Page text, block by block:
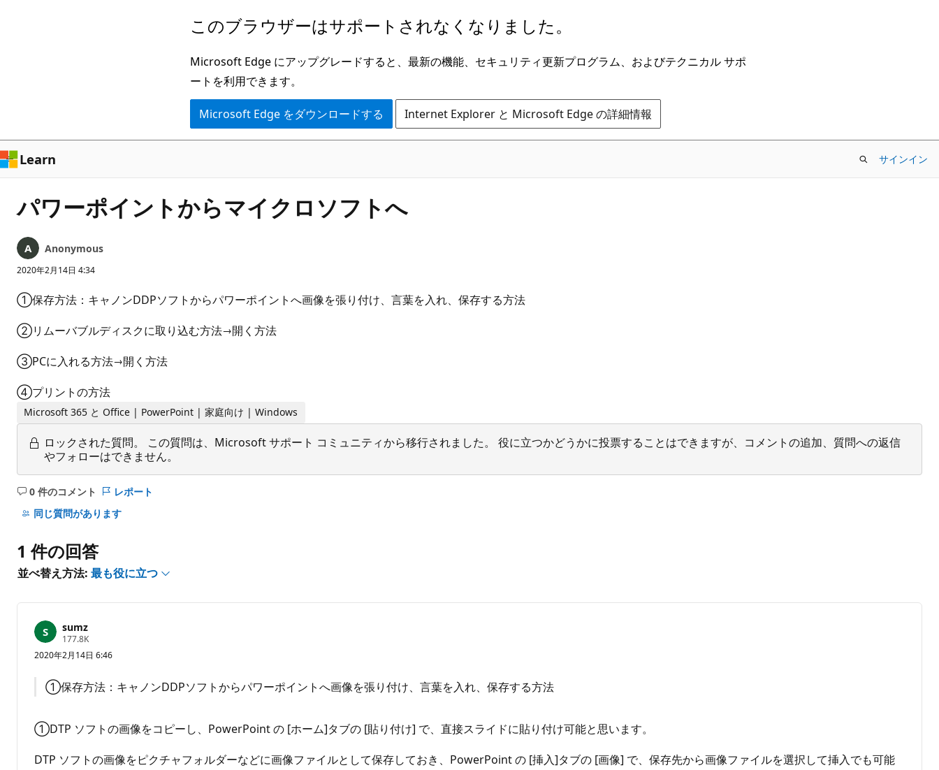
ン
ツ
に
キ
ッ
プ
このブラウザーはサポートされなくなりました。
Microsoft Edge にアップグレードすると、最新の機能、セキュリティ更新プログラム、およびテクニカル サポ
ートを利用できます。
Microsoft Edge をダウンロードする Internet Explorer と Microsoft Edge の詳細情報
Learn サインイン
パワーポイントからマイクロソフトへ
Anonymous
2020年2月14日 4:34
①保存方法：キャノンDDPソフトからパワーポイントへ画像を張り付け、言葉を入れ、保存する方法
②リムーバブルディスクに取り込む方法→開く方法
③PCに入れる方法→開く方法
④プリントの方法
Microsoft 365 と Office | PowerPoint | 家庭向け | Windows
ロックされた質問。
この質問は、Microsoft サポート コミュニティから移行されました。 役に立つかどうかに投票することはできますが、コメントの追加、質問への返信
やフォローはできません。
0 件のコメント
コ
メ
は
あ
ま
ん
レポート
同じ質問があります
1 件の回答
並べ替え方法: 最も役に立つ
sumz
177.8K評
価
の
イ
ン
2020年2月14日 6:46
①保存方法：キャノンDDPソフトからパワーポイントへ画像を張り付け、言葉を入れ、保存する方法
①DTP ソフトの画像をコピーし、PowerPoint の [ホーム]タブの [貼り付け] で、直接スライドに貼り付け可能と思います。
DTP ソフトの画像をピクチャフォルダーなどに画像ファイルとして保存しておき、PowerPoint の [挿入]タブの [画像] で、保存先から画像ファイルを選択して挿入でも可能